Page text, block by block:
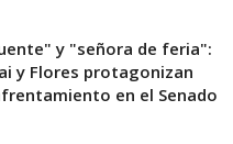
y "señora de feria":
y Flores protagonizan
en el Senado